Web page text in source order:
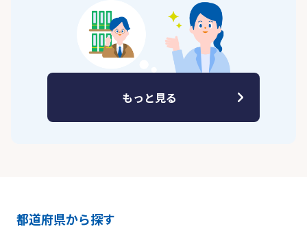
もっと見る
都道府県から探す